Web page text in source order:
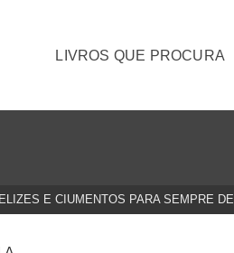
LIVROS QUE PROCURA
E CIUMENTOS PARA SEMPRE